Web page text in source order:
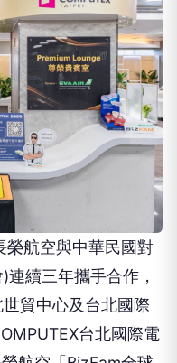
榮航空與中華民國對
續三年攜手合作，
貿中心及台北國際
台北國際電